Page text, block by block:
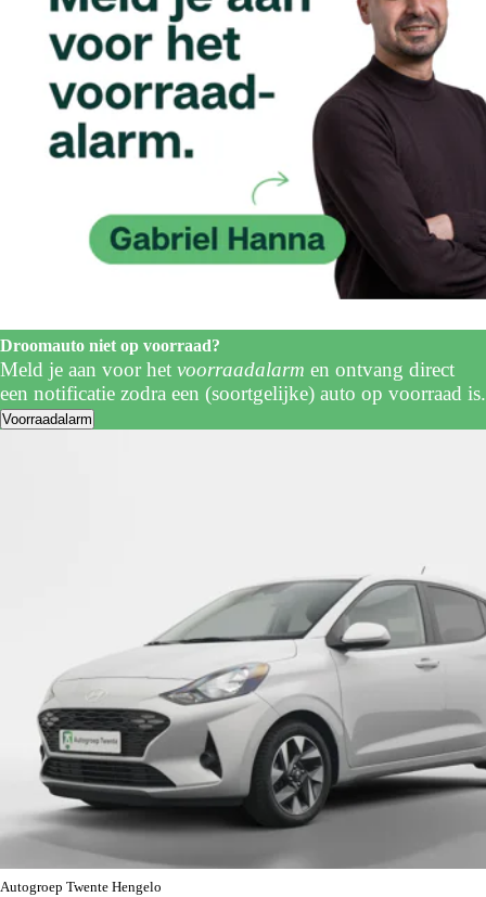
Droomauto niet op voorraad?
Meld je aan voor het voorraadalarm en ontvang direct
een notificatie zodra een (soortgelijke) auto op voorraad is.
Voorraadalarm
Autogroep Twente Hengelo